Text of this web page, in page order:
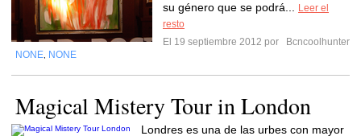
su género que se podrá...
Leer el
resto
El 19 septiembre 2012 por
Bcncoolhunter
NONE NONE
Magical Mistery Tour in London
Londres es una de las urbes con mayor